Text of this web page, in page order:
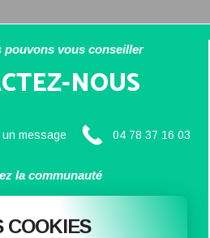
pouvons vous conseiller
NOUS
message 04 78 37 16 03
la communauté
COOKIES